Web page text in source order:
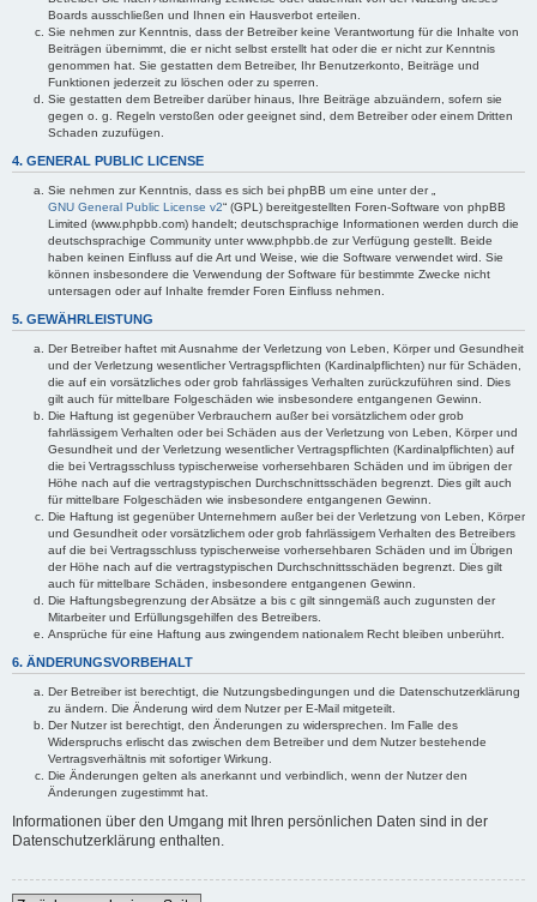
Boards ausschließen und Ihnen ein Hausverbot erteilen.
Sie nehmen zur Kenntnis, dass der Betreiber keine Verantwortung für die Inhalte von
Beiträgen übernimmt, die er nicht selbst erstellt hat oder die er nicht zur Kenntnis
genommen hat. Sie gestatten dem Betreiber, Ihr Benutzerkonto, Beiträge und
Funktionen jederzeit zu löschen oder zu sperren.
Sie gestatten dem Betreiber darüber hinaus, Ihre Beiträge abzuändern, sofern sie
gegen o. g. Regeln verstoßen oder geeignet sind, dem Betreiber oder einem Dritten
Schaden zuzufügen.
4. GENERAL PUBLIC LICENSE
Sie nehmen zur Kenntnis, dass es sich bei phpBB um eine unter der „
GNU General Public License v2“ (GPL) bereitgestellten Foren-Software von phpBB
Limited (www.phpbb.com) handelt; deutschsprachige Informationen werden durch die
deutschsprachige Community unter www.phpbb.de zur Verfügung gestellt. Beide
haben keinen Einfluss auf die Art und Weise, wie die Software verwendet wird. Sie
können insbesondere die Verwendung der Software für bestimmte Zwecke nicht
untersagen oder auf Inhalte fremder Foren Einfluss nehmen.
5. GEWÄHRLEISTUNG
Der Betreiber haftet mit Ausnahme der Verletzung von Leben, Körper und Gesundheit
und der Verletzung wesentlicher Vertragspflichten (Kardinalpflichten) nur für Schäden,
die auf ein vorsätzliches oder grob fahrlässiges Verhalten zurückzuführen sind. Dies
gilt auch für mittelbare Folgeschäden wie insbesondere entgangenen Gewinn.
Die Haftung ist gegenüber Verbrauchern außer bei vorsätzlichem oder grob
fahrlässigem Verhalten oder bei Schäden aus der Verletzung von Leben, Körper und
Gesundheit und der Verletzung wesentlicher Vertragspflichten (Kardinalpflichten) auf
die bei Vertragsschluss typischerweise vorhersehbaren Schäden und im übrigen der
Höhe nach auf die vertragstypischen Durchschnittsschäden begrenzt. Dies gilt auch
für mittelbare Folgeschäden wie insbesondere entgangenen Gewinn.
Die Haftung ist gegenüber Unternehmern außer bei der Verletzung von Leben, Körper
und Gesundheit oder vorsätzlichem oder grob fahrlässigem Verhalten des Betreibers
auf die bei Vertragsschluss typischerweise vorhersehbaren Schäden und im Übrigen
der Höhe nach auf die vertragstypischen Durchschnittsschäden begrenzt. Dies gilt
auch für mittelbare Schäden, insbesondere entgangenen Gewinn.
Die Haftungsbegrenzung der Absätze a bis c gilt sinngemäß auch zugunsten der
Mitarbeiter und Erfüllungsgehilfen des Betreibers.
Ansprüche für eine Haftung aus zwingendem nationalem Recht bleiben unberührt.
6. ÄNDERUNGSVORBEHALT
Der Betreiber ist berechtigt, die Nutzungsbedingungen und die Datenschutzerklärung
zu ändern. Die Änderung wird dem Nutzer per E-Mail mitgeteilt.
Der Nutzer ist berechtigt, den Änderungen zu widersprechen. Im Falle des
Widerspruchs erlischt das zwischen dem Betreiber und dem Nutzer bestehende
Vertragsverhältnis mit sofortiger Wirkung.
Die Änderungen gelten als anerkannt und verbindlich, wenn der Nutzer den
Änderungen zugestimmt hat.
Informationen über den Umgang mit Ihren persönlichen Daten sind in der
Datenschutzerklärung enthalten.